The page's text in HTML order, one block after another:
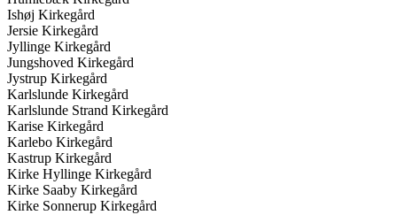
Ishøj Kirkegård
Jersie Kirkegård
Jyllinge Kirkegård
Jungshoved Kirkegård
Jystrup Kirkegård
Karlslunde Kirkegård
Karlslunde Strand Kirkegård
Karise Kirkegård
Karlebo Kirkegård
Kastrup Kirkegård
Kirke Hyllinge Kirkegård
Kirke Saaby Kirkegård
Kirke Sonnerup Kirkegård